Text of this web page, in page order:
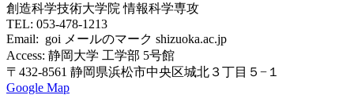
創造科学技術大学院 情報科学専攻
TEL: 053-478-1213
Email: goi メールのマーク shizuoka.ac.jp
Access: 静岡大学 工学部 5号館
〒432-8561 静岡県浜松市中央区城北３丁目５−１
Google Map